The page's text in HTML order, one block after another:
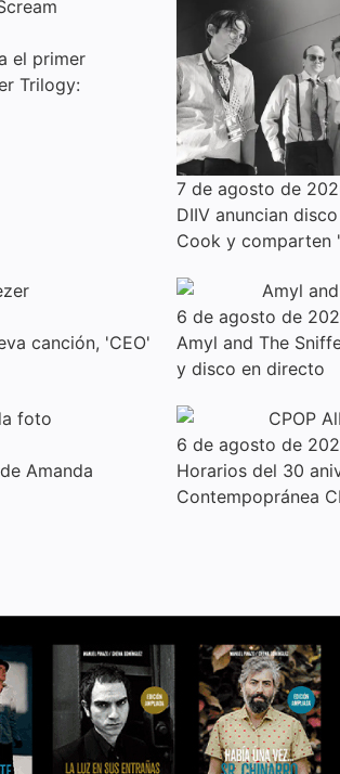
el primer
Trilogy:
7 de agosto de
DIIV anuncian
Cook y comparten
canción, 'CEO'
6 de agosto de
Amyl and The
y disco en directo
Amanda
6 de agosto de
Horarios del 30
Contempopránea